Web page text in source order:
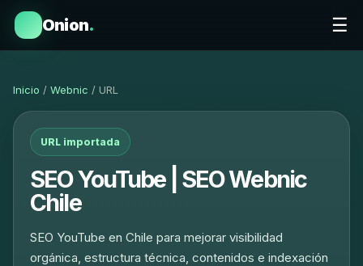
Onion. ☰
Inicio / Webnic / URL
URL importada
SEO YouTube | SEO Webnic
Chile
SEO YouTube en Chile para mejorar visibilidad
orgánica, estructura técnica, contenidos e indexación